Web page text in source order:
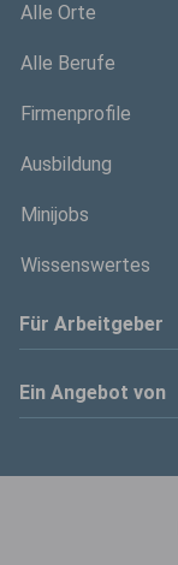
Alle Orte
Alle Berufe
Firmenprofile
Ausbildung
Minijobs
Wissenswertes
Für Arbeitgeber
Anzeige schalten
Ein Angebot von